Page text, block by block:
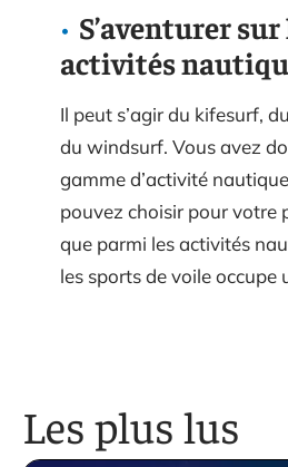
S’aventurer sur
activités
Il peut s’agir du kifesurf,
du windsurf. Vous avez
gamme d’activité
pouvez choisir pour votre
que parmi les activités
les sports de voile occupe
Les plus lus